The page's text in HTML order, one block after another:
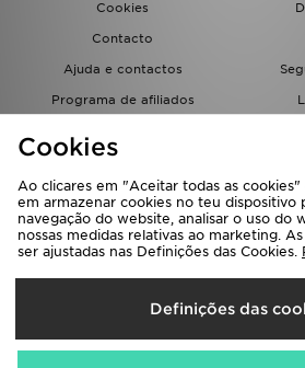
Cookies
Contacto
Ajuda e contactos
Programa de afiliados
Seleciona O País
Portugal
Cookies
Ao clicares em "Aceitar todas as cookies"
em armazenar cookies no teu dispositivo
navegação do website, analisar o uso do
nossas medidas relativas ao marketing.
ser ajustadas nas Definições das Cookies.
Definições das